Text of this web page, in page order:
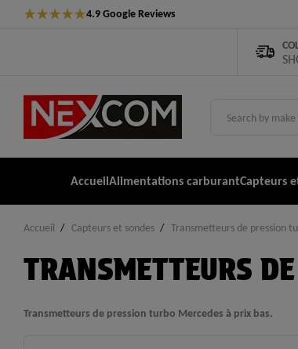
4.9 Google Reviews
★★★★★
AccueilAlimentations carburantCapteurs
Accueil Capteurs et sondes Transmetteurs de pression
TRANSMETTEURS
Transmetteurs de pression turbo Mercedes à prix bas.